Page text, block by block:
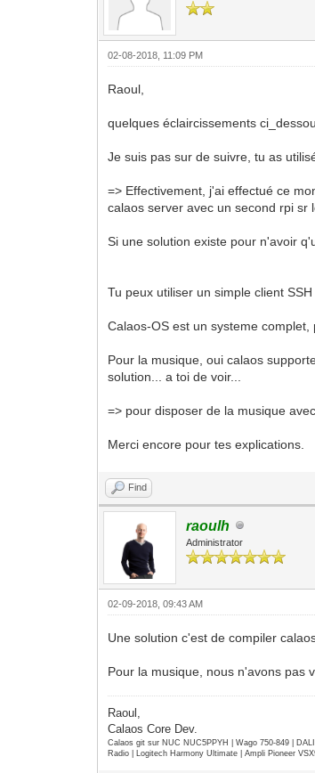
02-08-2018, 11:09 PM
Raoul,
quelques éclaircissements
Je suis pas sur de suivre, tu as
=> Effectivement, j'ai effectué ce
calaos server avec un second rpi
Si une solution existe pour n'avoir
Tu peux utiliser un simple client
Calaos-OS est un systeme
Pour la musique, oui calaos
solution... a toi de voir...
=> pour disposer de la musique
Merci encore pour tes explications.
Find
raoulh
Administrator
02-09-2018, 09:43 AM
Une solution c'est de compiler
Pour la musique, nous n'avons pas
Raoul,
Calaos Core Dev.
Calaos git sur NUC NUC5PPYH | Wago 750-849 |
Radio | Logitech Harmony Ultimate | Ampli Pioneer